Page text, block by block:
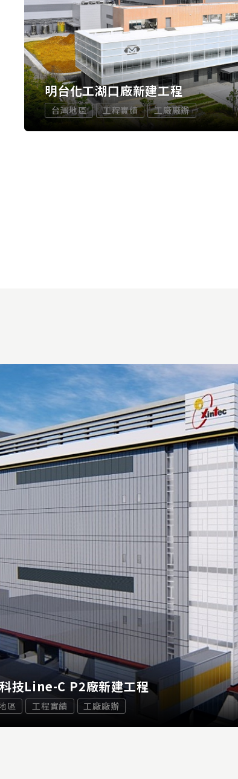
明台化工湖口廠新建工程
台灣地區 工程實績 工廠廠辦
技Line-C P2廠新建工程
區 工程實績 工廠廠辦